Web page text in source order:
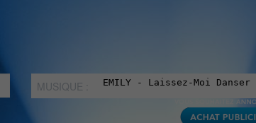
MUSIQUE :